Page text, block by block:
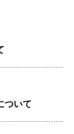
ついて